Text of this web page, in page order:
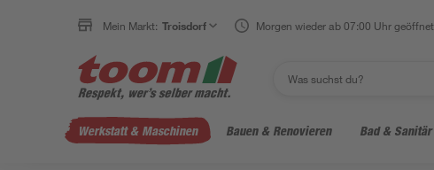
Mein Markt: Troisdorf Morgen wieder ab 07:00 Uhr geöffnet
Werkstatt & Maschinen Bauen & Renovieren Bad & Sanitär